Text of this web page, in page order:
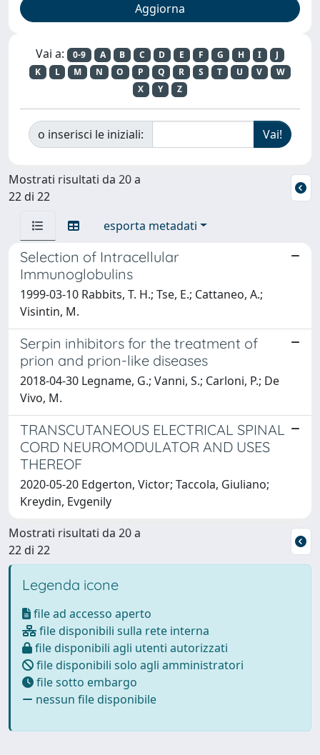
Vai a: 0-9 A B C D E F G H I
J
K
L M N O P Q R S T U V
W
X
Y Z
o inserisci le iniziali:
Mostrati risultati da 20 a
22 di 22
esporta metadati
Selection of Intracellular
Immunoglobulins
1999-03-10 Rabbits, T. H.; Tse, E.; Cattaneo, A.;
Visintin, M.
Serpin inhibitors for the treatment of
prion and prion-like diseases
2018-04-30 Legname, G.; Vanni, S.; Carloni, P.; De
Vivo, M.
TRANSCUTANEOUS ELECTRICAL SPINAL
CORD NEUROMODULATOR AND USES
THEREOF
2020-05-20 Edgerton, Victor; Taccola, Giuliano;
Kreydin, Evgenily
Mostrati risultati da 20 a
22 di 22
Legenda icone
file ad accesso aperto
file disponibili sulla rete interna
file disponibili agli utenti autorizzati
file disponibili solo agli amministratori
file sotto embargo
nessun file disponibile